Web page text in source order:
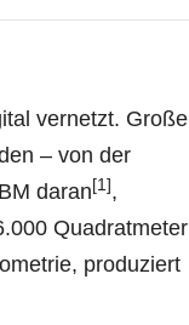
vernetzt. Große
– von der
daran [1] ,
Quadratmeter
produziert